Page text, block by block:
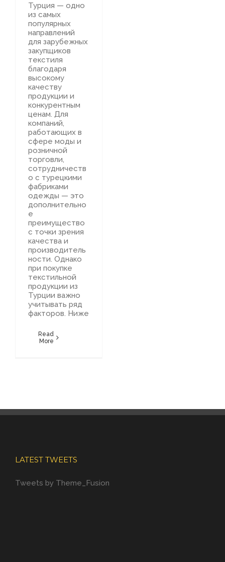
Турция — одно
из самых
популярных
направлений
для зарубежных
закупщиков
текстиля
благодаря
высокому
качеству
продукции и
конкурентным
ценам. Для
компаний,
работающих в
сфере моды и
розничной
торговли,
сотрудничеств
о с турецкими
фабриками
одежды — это
дополнительно
е
преимущество
с точки зрения
качества и
производитель
ности. Однако
при покупке
текстильной
продукции из
Турции важно
учитывать ряд
факторов. Ниже
Read
More
LATEST TWEETS
Tweets by Theme_Fusion